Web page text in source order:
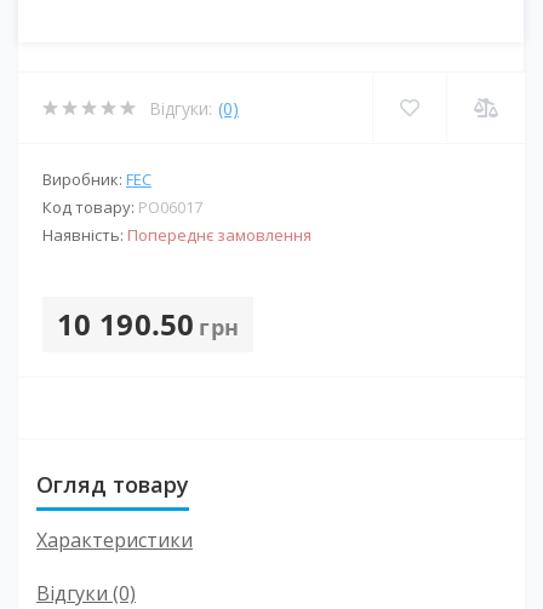
Відгуки: (0)
Виробник: FEC
Код товару: PO06017
Наявність: Попереднє замовлення
10 190.50 грн
Огляд товару
Характеристики
Відгуки (0)